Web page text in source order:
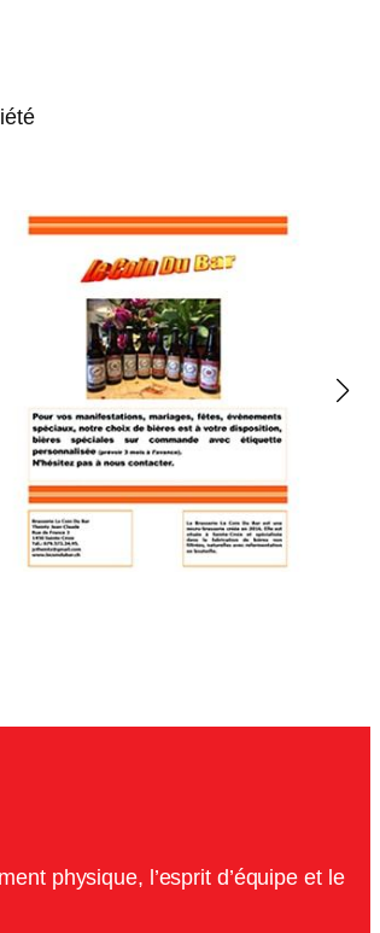
physique, l’esprit d’équipe et le